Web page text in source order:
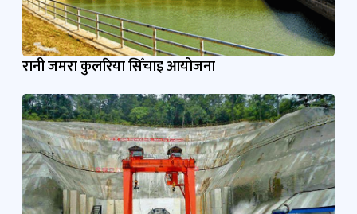
रानी जमरा कुलरिया सिँचाइ आयोजना